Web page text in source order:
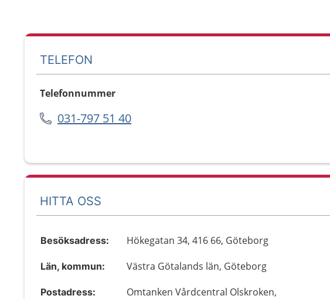
TELEFON
Telefonnummer
031-797 51 40
HITTA OSS
Besöksadress: Hökegatan 34, 416 66, Göteborg
Län, kommun: Västra Götalands län, Göteborg
Postadress:
Omtanken Vårdcentral Olskroken,